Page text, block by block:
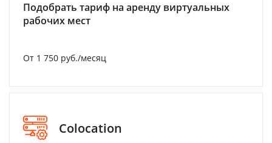
Подобрать тариф на аренду виртуальных
рабочих мест
От 1 750 руб./месяц
Colocation